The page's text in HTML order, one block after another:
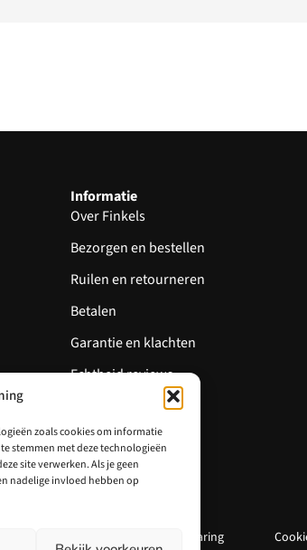
zoals cookies om informatie
stemmen met deze technologieën
site verwerken. Als je geen
nadelige invloed hebben op
Informatie
Over Finkels
Bezorgen en bestellen
Ruilen en retourneren
Betalen
Garantie en klachten
Echtheid reviews
Privacy verklaring